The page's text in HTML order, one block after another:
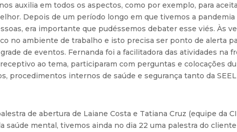
auxilia em todos os aspectos, como por exemplo, para
Depois de um período longo em que tivemos a
era importante que pudéssemos debater esse viés. Às
no ambiente de trabalho e isto precisa ser ponto de alerta
de eventos. Fernanda foi a facilitadora das atividades na
ao tema, participaram com perguntas e colocações
procedimentos internos de saúde e segurança tanto da
de abertura de Laiane Costa e Tatiana Cruz (equipe
saúde mental, tivemos ainda no dia 22 uma palestra do